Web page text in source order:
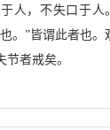
人，不失口于人
。”皆谓此者也
者戒矣。